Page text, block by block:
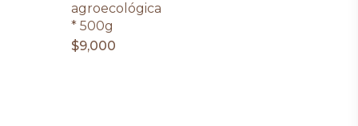
agroecológica
* 500g
$9,000